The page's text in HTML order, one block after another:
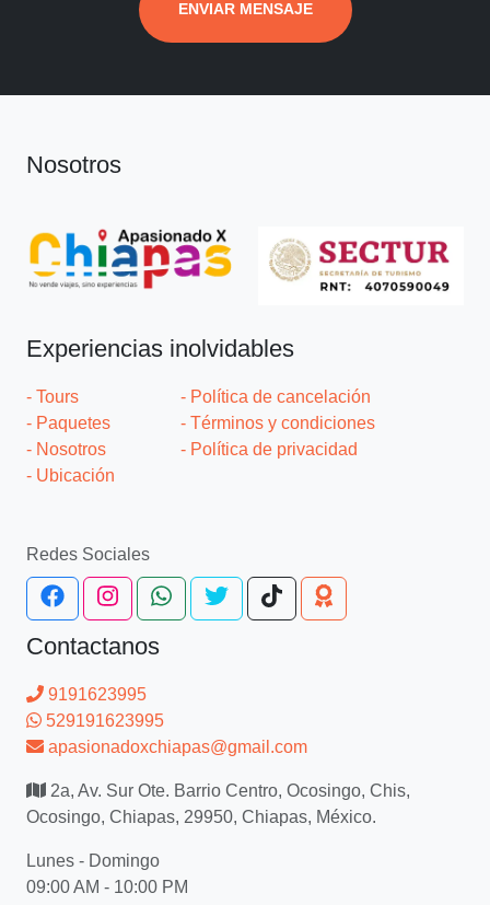
ENVIAR MENSAJE
Nosotros
Experiencias inolvidables
- Tours
- Paquetes
- Nosotros
- Ubicación
- Política de cancelación
- Términos y condiciones
- Política de privacidad
Redes Sociales
Contactanos
9191623995
529191623995
apasionadoxchiapas@gmail.com
2a, Av. Sur Ote. Barrio Centro, Ocosingo, Chis,
Ocosingo, Chiapas, 29950, Chiapas, México.
Lunes - Domingo
09:00 AM - 10:00 PM